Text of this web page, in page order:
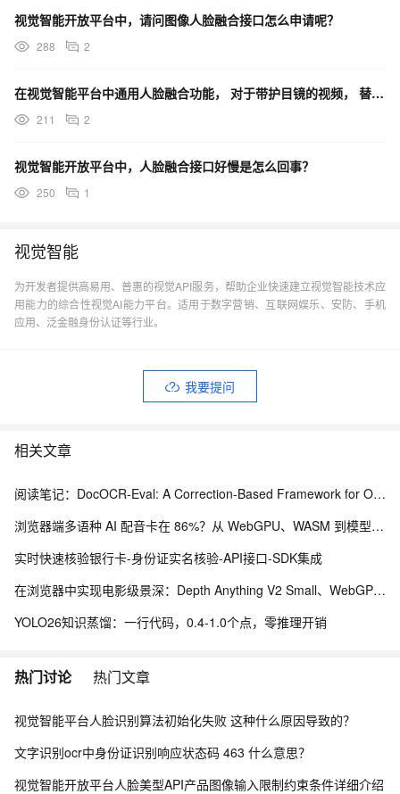
视觉智能开放平台中，请问图像人脸融合接口怎么申请呢？
288 2
在视觉智能平台中通用人脸融合功能， 对于带护目镜的视频， 替换人脸后护目镜还在吗？
211 2
视觉智能开放平台中，人脸融合接口好慢是怎么回事？
250 1
视觉智能
为开发者提供高易用、普惠的视觉API服务，帮助企业快速建立视觉智能技术应
用能力的综合性视觉AI能力平台。适用于数字营销、互联网娱乐、安防、手机
应用、泛金融身份认证等行业。
我要提问
相关文章
阅读笔记：DocOCR-Eval: A Correction-Based Framework for OCR Tool Selection Without Ground Truth
浏览器端多语种 AI 配音卡在 86%？从 WebGPU、WASM 到模型缓存治理的完整修复实践
实时快速核验银行卡-身份证实名核验-API接口-SDK集成
在浏览器中实现电影级景深：Depth Anything V2 Small、WebGPU 与本地视频编辑实践
YOLO26知识蒸馏：一行代码，0.4-1.0个点，零推理开销
热门讨论 热门文章
视觉智能平台人脸识别算法初始化失败 这种什么原因导致的？
文字识别ocr中身份证识别响应状态码 463 什么意思？
视觉智能开放平台人脸美型API产品图像输入限制约束条件详细介绍